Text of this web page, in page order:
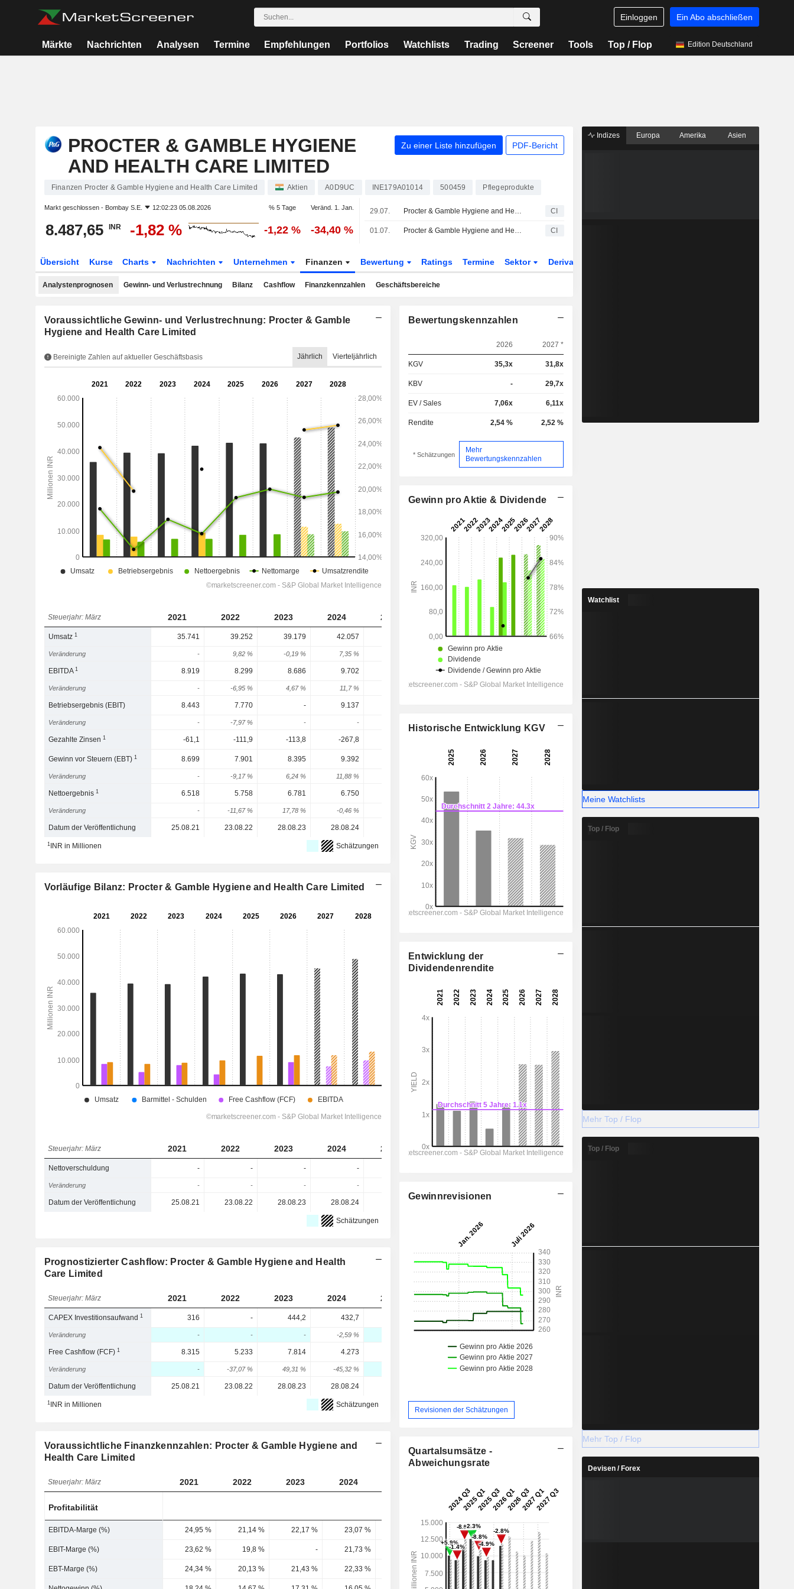
Einloggen Ein Abo abschließen
Märkte Nachrichten Analysen Termine Empfehlungen Portfolios Watchlists Trading Screener Tools Top / Flop Edition Deutschland
PROCTER & GAMBLE HYGIENE
AND HEALTH CARE LIMITED
Zu einer Liste hinzufügen PDF-Bericht
Finanzen Procter & Gamble Hygiene and Health Care Limited Aktien A0D9UC INE179A01014 500459 Pflegeprodukte
Markt geschlossen - Bombay S.E. 12:02:23 05.08.2026 % 5 Tage Veränd. 1. Jan.
8.487,65 INR -1,82 % -1,22 % -34,40 %
29.07. Procter & Gamble Hygiene and Health Care Limited legt Ergebniszahlen für das erste Quartal zum 30. Juni 2026 vor CI
01.07. Procter & Gamble Hygiene and Health Care Limited kündigt Managementänderungen zum 1. August 2026 an CI
Übersicht Kurse Charts Nachrichten Unternehmen Finanzen Bewertung Ratings Termine Sektor Derivate
Analystenprognosen Gewinn- und Verlustrechnung Bilanz Cashflow Finanzkennzahlen Geschäftsbereiche
Voraussichtliche Gewinn- und Verlustrechnung: Procter & Gamble
Hygiene and Health Care Limited
Bereinigte Zahlen auf aktueller Geschäftsbasis Jährlich Vierteljährlich
Steuerjahr: März 2021 2022 2023 2024 2025 2026 2027 2028
Umsatz1 35.741 39.252 39.179 42.057 42.904 45.077 48.832
Veränderung - 9,82 % -0,19 % 7,35 %
EBITDA1 8.919 8.299 8.686 9.702 11.710 11.765
Veränderung - -6,95 % 4,67 % 11,7 % 17,21 % 2,97 % 0,47 % 10,08 %
Betriebsergebnis (EBIT) 8.443 7.770 - 9.137
Veränderung - -7,97 % - -
Gezahlte Zinsen1 -61,1 -111,9 -113,8 -267,8
Gewinn vor Steuern (EBT)1 8.699 7.901 8.395 9.392 11.666 11.816 12.988
Veränderung - -9,17 % 6,24 % 11,88 % 1,28 %
Nettoergebnis1 6.518 5.758 6.781 6.750 8.565
Veränderung - -11,67 % 17,78 % -0,46 % 3,36 % 1,28 % 10,98 %
Datum der Veröffentlichung 25.08.21 23.08.22 28.08.23 28.08.24
1INR in Millionen Schätzungen
Vorläufige Bilanz: Procter & Gamble Hygiene and Health Care Limited
Steuerjahr: März 2021 2022 2023 2024 2025 2026 2027 2028
Nettoverschuldung - - - -
Veränderung - - - -
Datum der Veröffentlichung 25.08.21 23.08.22 28.08.23 28.08.24
Schätzungen
Prognostizierter Cashflow: Procter & Gamble Hygiene and Health
Care Limited
Steuerjahr: März 2021 2022 2023 2024 2026 2027 2028
CAPEX Investitionsaufwand1 316 - 444,2 432,7 187 575
Veränderung - - - -2,59 %
Free Cashflow (FCF)1 8.315 5.233 7.814 4.273
Veränderung - -37,07 % 49,31 % -45,32 % -10,14 % 30,78 %
Datum der Veröffentlichung 25.08.21 23.08.22 28.08.23 28.08.24
1INR in Millionen Schätzungen
Voraussichtliche Finanzkennzahlen: Procter & Gamble Hygiene and
Health Care Limited
Steuerjahr: März 2021 2022 2023 2024
Profitabilität
EBITDA-Marge (%) 24,95 % 21,14 % 22,17 % 23,07 % 27,29 % 26,1 %
EBIT-Marge (%) 23,62 % 19,8 % - 21,73 % 25,19 %
EBT-Marge (%) 24,34 % 20,13 % 21,43 % 22,33 % 26,14 % 27,19 % 26,21 %
Bewertungskennzahlen
2026 2027 *
KGV 35,3x 31,8x
KBV - 29,7x
EV / Sales 7,06x 6,11x
Rendite 2,54 % 2,52 %
* Schätzungen
Mehr
Bewertungskennzahlen
Gewinn pro Aktie & Dividende
Historische Entwicklung KGV
Entwicklung der
Dividendenrendite
Gewinnrevisionen
Revisionen der Schätzungen
Quartalsumsätze -
Abweichungsrate
Indizes Europa Amerika Asien
Watchlist
Meine Watchlists
Top / Flop
Mehr Top / Flop
Top / Flop
Mehr Top / Flop
Devisen / Forex